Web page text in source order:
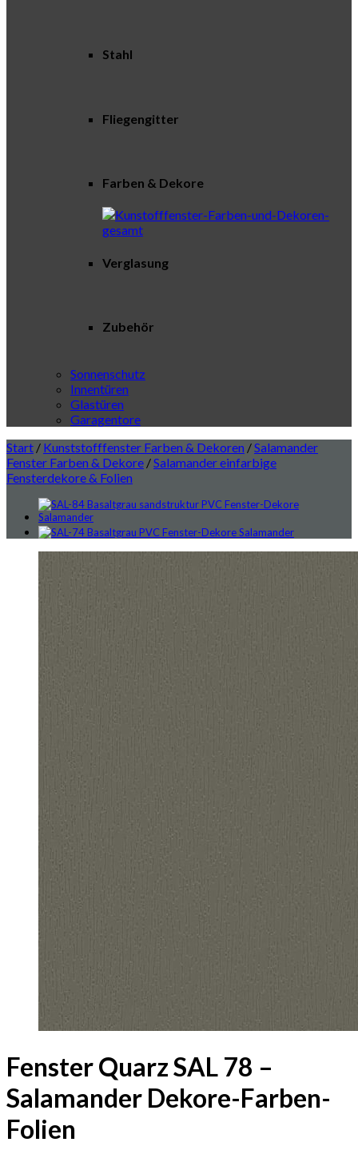
Stahl
Fliegengitter
Farben & Dekore
Verglasung
Zubehör
Sonnenschutz
Innentüren
Glastüren
Garagentore
Start / Kunststofffenster Farben & Dekoren /Salamander
Fenster Farben & Dekore /Salamander einfarbige
Fensterdekore & Folien
Fenster Quarz SAL 78 –
Salamander Dekore-Farben-
Folien